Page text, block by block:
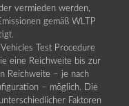
vermieden werden,
gemäß WLTP
Test Procedure
eine Reichweite bis zur
Reichweite – je nach
– möglich. Die
Faktoren